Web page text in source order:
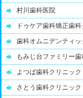
村川歯科医院
ドゥケア歯科矯正歯
歯科オムニデンティ
もみじ台ファミリー歯
よつば歯科クリニック
さとう歯科クリニック